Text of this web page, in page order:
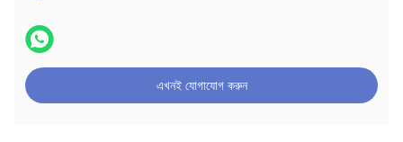
এখনই যোগাযোগ করুন